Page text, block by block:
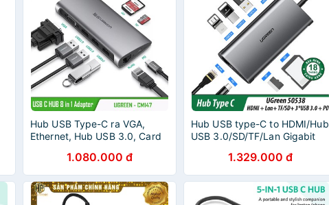
Hub USB Type-C ra VGA,
Ethernet, Hub USB 3.0, Card
1.080.000 đ
Hub USB type-C to HDMI/Hub
USB 3.0/SD/TF/Lan Gigabit
1.329.000 đ